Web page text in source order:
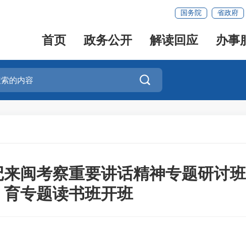
国务院 省政府
首页 政务公开 解读回应 办事

闽考察重要讲话精神专题研讨
育专题读书班开班